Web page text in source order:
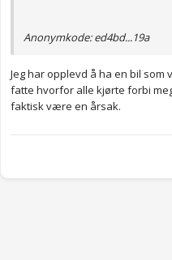
Anonymkode: ed4bd...19a
Jeg har opplevd å ha en bil som
fatte hvorfor alle kjørte forbi
faktisk være en årsak.